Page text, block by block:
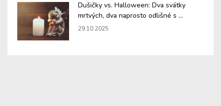
Dušičky vs. Halloween: Dva svátky
mrtvých, dva naprosto odlišné s ...
29.10.2025